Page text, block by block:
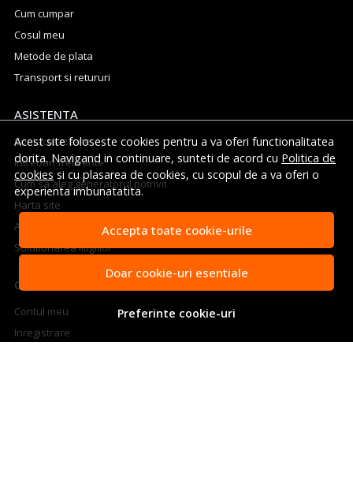
Acest site foloseste cookies pentru a va oferi functionalitatea
dorita. Navigand in continuare, sunteti de acord cu Politica de
cookies si cu plasarea de cookies, cu scopul de a va oferi o
experienta imbunatatita.
Accepta toate cookie-urile
Doar cookie-uri esentiale
Preferinte cookie-uri
Cum cumpar
Cosul meu
Metode de plata
Transport si retururi
ASISTENTA
Contacteaza-ne
Intrebari frecvente
Cum sa aleg generatorul potrivit
Harta site
ANPC
Solutionarea litigiilor
CONT CLIENT
Contul meu
Inregistrare